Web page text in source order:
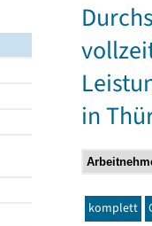
in
komplett